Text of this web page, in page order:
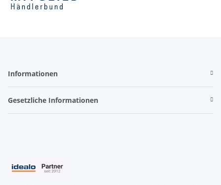
Informationen
Gesetzliche Informationen